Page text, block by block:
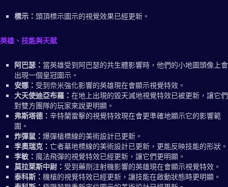
標示： 頭頂標示圖示的視覺效果已經更新。
英雄、技能與天賦
阿巴瑟： 當英雄受到阿巴瑟的共生體影響時，他們的小地圖頭像上會
出現一個皇冠圖示。
安娜： 受到奈米強化影響的英雄現在會顯示視覺特效。
大天使迪亞布羅： 在地上出現的毀天滅地視覺特效已被更新，讓它們
對雙方團隊的玩家來說更明顯。
弗斯塔德： 辛特蘭雷擊的視覺特效現在會更準確地顯示它的影響範
圍。
炸彈鼠： 爆彈槍標線的美術設計已更新。
李奧瑞克： 亡者墓地標線的美術設計已更新，更能反映技能的形狀。
李敏： 魔法飛彈的視覺特效已經更新，讓它們更明顯。
莫拉萊斯中尉： 受到藥劑注射機影響的英雄現在會顯示視覺特效。
泰科斯： 機槍的視覺特效已經更新，讓技能在啟動狀態時更明顯。